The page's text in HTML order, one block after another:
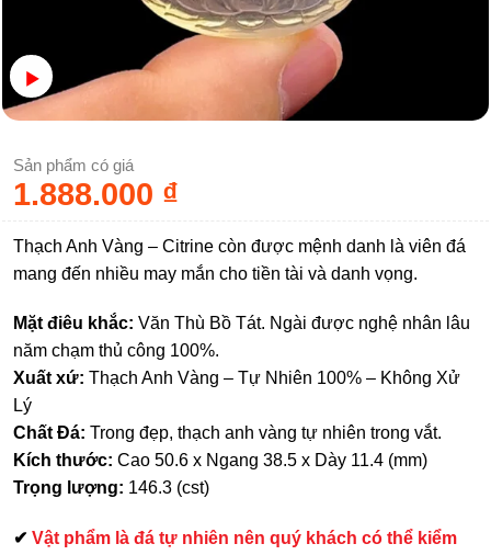
Sản phẩm có giá
1.888.000 ₫
Thạch Anh Vàng – Citrine còn được mệnh danh là viên đá
mang đến nhiều may mắn cho tiền tài và danh vọng.
Mặt điêu khắc: Văn Thù Bồ Tát. Ngài được nghệ nhân lâu
năm chạm thủ công 100%.
Xuất xứ: Thạch Anh Vàng – Tự Nhiên 100% – Không Xử
Lý
Chất Đá: Trong đẹp, thạch anh vàng tự nhiên trong vắt.
Kích thước: Cao 50.6 x Ngang 38.5 x Dày 11.4 (mm)
Trọng lượng: 146.3 (cst)
✔ Vật phẩm là đá tự nhiên nên quý khách có thể kiểm